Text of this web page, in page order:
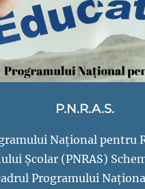
P.N.R.A.S.
Național pentru
Școlar (PNRAS)
Programului